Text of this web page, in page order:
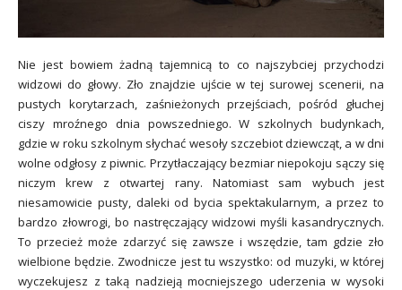
Nie jest bowiem żadną tajemnicą to co najszybciej przychodzi
widzowi do głowy. Zło znajdzie ujście w tej surowej scenerii, na
pustych korytarzach, zaśnieżonych przejściach, pośród głuchej
ciszy mroźnego dnia powszedniego. W szkolnych budynkach,
gdzie w roku szkolnym słychać wesoły szczebiot dziewcząt, a w dni
wolne odgłosy z piwnic. Przytłaczający bezmiar niepokoju sączy się
niczym krew z otwartej rany. Natomiast sam wybuch jest
niesamowicie pusty, daleki od bycia spektakularnym, a przez to
bardzo złowrogi, bo nastręczający widzowi myśli kasandrycznych.
To przecież może zdarzyć się zawsze i wszędzie, tam gdzie zło
wielbione będzie. Zwodnicze jest tu wszystko: od muzyki, w której
wyczekujesz z taką nadzieją mocniejszego uderzenia w wysoki